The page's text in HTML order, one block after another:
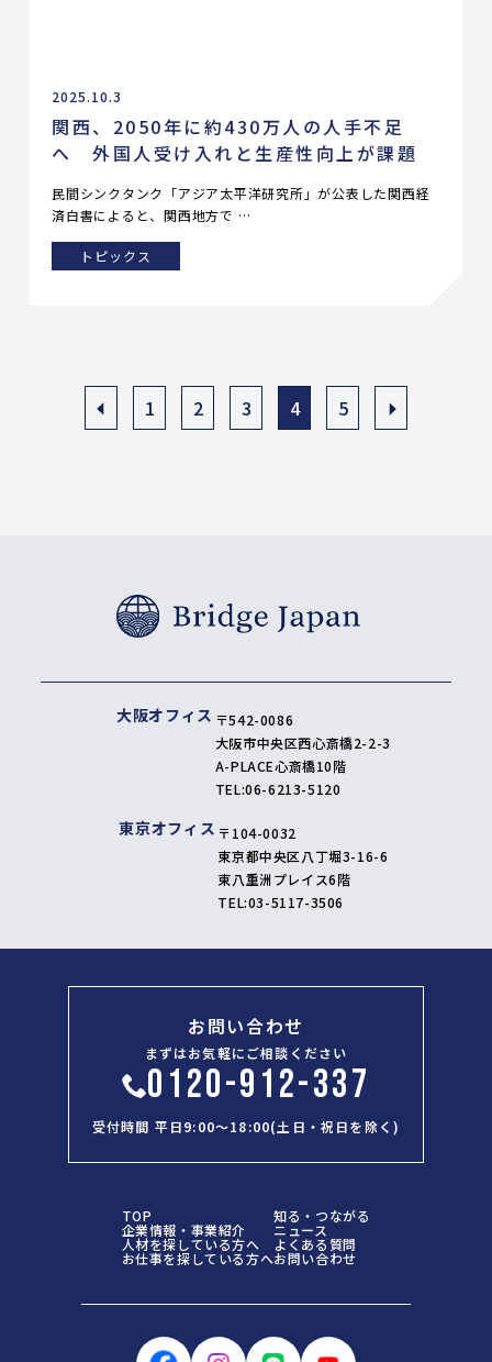
2025.10.3
関西、2050年に約430万人の人手不足
へ 外国人受け入れと生産性向上が課題
民間シンクタンク「アジア太平洋研究所」が公表した関西経
済白書によると、関西地方で …
トピックス
1 2 3 4 5
大阪オフィス 〒542-0086
大阪市中央区西心斎橋2-2-3
A-PLACE心斎橋10階
TEL:06-6213-5120
東京オフィス 〒104-0032
東京都中央区八丁堀3-16-6
東八重洲プレイス6階
TEL:03-5117-3506
お問い合わせ
まずはお気軽にご相談ください
0120-912-337
受付時間 平日9:00～18:00(土日・祝日を除く)
TOP
企業情報・事業紹介
人材を探している方へ
お仕事を探している方へ
知る・つながる
ニュース
よくある質問
お問い合わせ